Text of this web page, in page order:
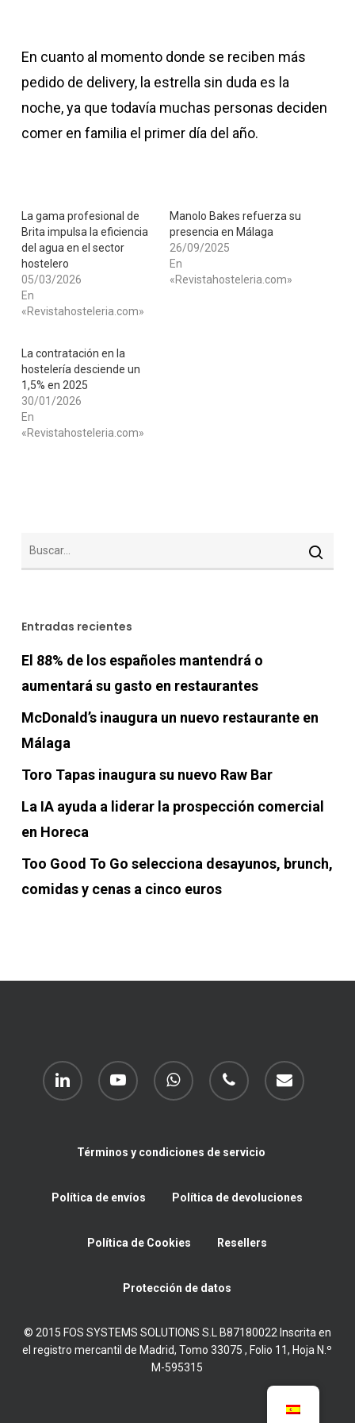
En cuanto al momento donde se reciben más
pedido de delivery, la estrella sin duda es la
noche, ya que todavía muchas personas deciden
comer en familia el primer día del año.
La gama profesional de
Brita impulsa la eficiencia
del agua en el sector
hostelero
05/03/2026
En
«Revistahosteleria.com»
Manolo Bakes refuerza su
presencia en Málaga
26/09/2025
En
«Revistahosteleria.com»
La contratación en la
hostelería desciende un
1,5% en 2025
30/01/2026
En
«Revistahosteleria.com»
Entradas recientes
El 88% de los españoles mantendrá o
aumentará su gasto en restaurantes
McDonald’s inaugura un nuevo restaurante en
Málaga
Toro Tapas inaugura su nuevo Raw Bar
La IA ayuda a liderar la prospección comercial
en Horeca
Too Good To Go selecciona desayunos, brunch,
comidas y cenas a cinco euros
linkedin youtube whatsapp phone email
Términos y condiciones de servicio
Política de envíos Política de devoluciones
Política de Cookies Resellers
Protección de datos
© 2015 FOS SYSTEMS SOLUTIONS S.L B87180022 Inscrita en
el registro mercantil de Madrid, Tomo 33075 , Folio 11, Hoja N.º
M-595315